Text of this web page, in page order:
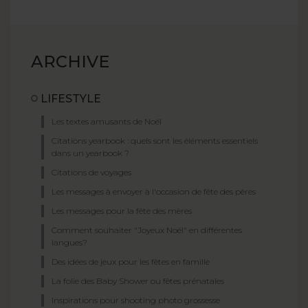
ARCHIVE
LIFESTYLE
Les textes amusants de Noël
Citations yearbook : quels sont les éléments essentiels
dans un yearbook ?
Citations de voyages
Les messages à envoyer à l'occasion de fête des pères
Les messages pour la fête des mères
Comment souhaiter "Joyeux Noël" en différentes
langues?
Des idées de jeux pour les fêtes en famille
La folie des Baby Shower ou fêtes prénatales
Inspirations pour shooting photo grossesse